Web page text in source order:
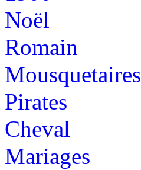
Noël
Romain
Mousquetaires
Pirates
Cheval
Mariages